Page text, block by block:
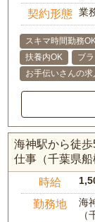
契約形態 業
スキマ時間勤務
扶養内OK
ブ
お手伝いさんの求
海神駅から徒
仕事（千葉県船
時給
勤務地
海